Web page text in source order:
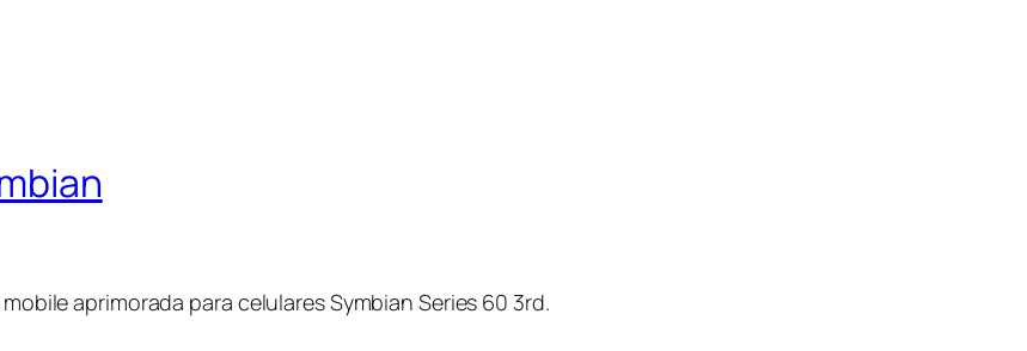
aprimorada para celulares Symbian Series 60 3rd.